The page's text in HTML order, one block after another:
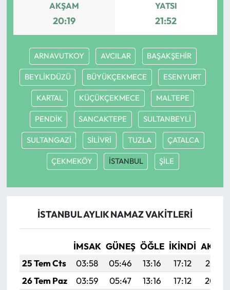
AKŞAM
20:19
YATSI
21:52
ARNAVUTKOY AVCILAR BAŞAKŞEHİR
BEYLİKDÜZÜ BÜYÜKÇEKMECE ESENYURT
KARTAL KÜÇÜKÇEKMECE MALTEPE
PENDİK SANCAKTEPE SULTANBEYLİ
SULTANGAZİ SİLİVRİ TUZLA ÇATALCA
ÇEKMEKÖY İSTANBUL ŞİLE
İSTANBUL AYLIK NAMAZ VAKITLERI
İMSAK GÜNEŞ ÖĞLE İKINDI
25 Tem Cts
03:58 05:46 13:16 17:12
20:35
26 Tem Paz
03:59 05:47 13:16 17:12
20:34